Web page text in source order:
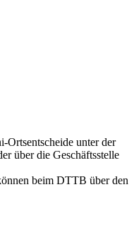
Ortsentscheide unter der
über die Geschäftsstelle
beim DTTB über den